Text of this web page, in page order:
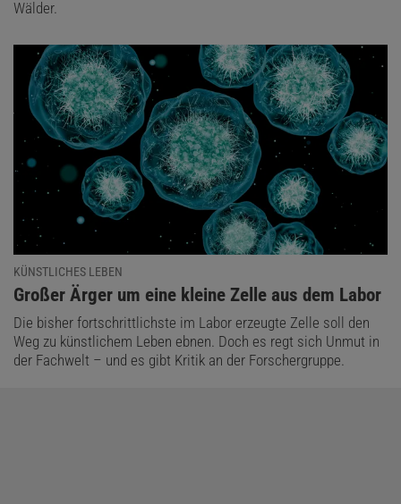
Wälder.
KÜNSTLICHES LEBEN
:
Großer Ärger um eine kleine Zelle aus dem Labor
Die bisher fortschrittlichste im Labor erzeugte Zelle soll den
Weg zu künstlichem Leben ebnen. Doch es regt sich Unmut in
der Fachwelt – und es gibt Kritik an der Forschergruppe.